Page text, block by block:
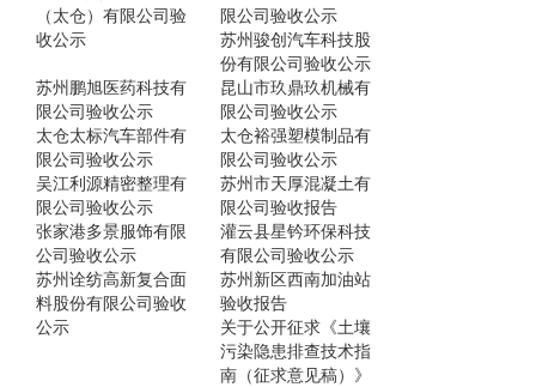
（太仓）有限公司验
收公示
限公司验收公示
苏州骏创汽车科技股
份有限公司验收公示
苏州鹏旭医药科技有
限公司验收公示
昆山市玖鼎玖机械有
限公司验收公示
太仓太标汽车部件有
限公司验收公示
太仓裕强塑模制品有
限公司验收公示
吴江利源精密整理有
限公司验收公示
苏州市天厚混凝土有
限公司验收报告
张家港多景服饰有限
公司验收公示
灌云县星钤环保科技
有限公司验收公示
苏州诠纺高新复合面
料股份有限公司验收
公示
苏州新区西南加油站
验收报告
关于公开征求《土壤
污染隐患排查技术指
南（征求意见稿）》